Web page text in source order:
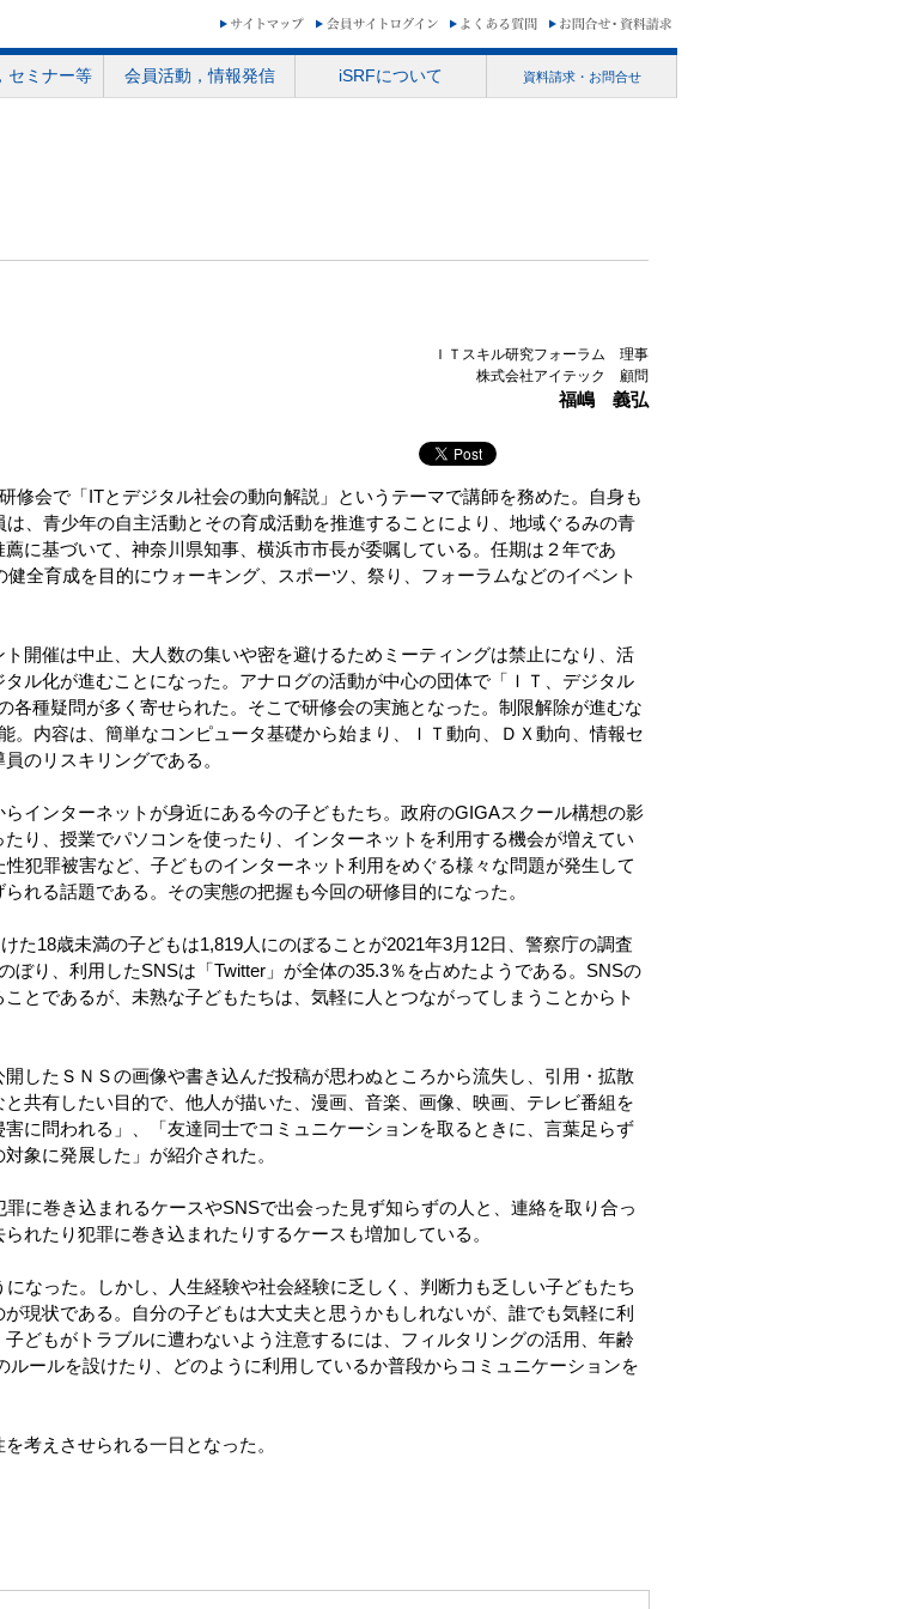
セミナー等 会員活動，情報発信 iSRFについて 資料請求・お問合せ
ＩＴスキル研究フォーラム 理事
株式会社アイテック 顧問
福嶋 義弘
会で「ITとデジタル社会の動向解説」というテーマで講師を務めた。自身も
、青少年の自主活動とその育成活動を推進することにより、地域ぐるみの青
に基づいて、神奈川県知事、横浜市市長が委嘱している。任期は２年であ
全育成を目的にウォーキング、スポーツ、祭り、フォーラムなどのイベント
開催は中止、大人数の集いや密を避けるためミーティングは禁止になり、活
ル化が進むことになった。アナログの活動が中心の団体で「ＩＴ、デジタル
種疑問が多く寄せられた。そこで研修会の実施となった。制限解除が進むな
。内容は、簡単なコンピュータ基礎から始まり、ＩＴ動向、ＤＸ動向、情報セ
のリスキリングである。
インターネットが身近にある今の子どもたち。政府のGIGAスクール構想の影
り、授業でパソコンを使ったり、インターネットを利用する機会が増えてい
犯罪被害など、子どものインターネット利用をめぐる様々な問題が発生して
れる話題である。その実態の把握も今回の研修目的になった。
18歳未満の子どもは1,819人にのぼることが2021年3月12日、警察庁の調査
ぼり、利用したSNSは「Twitter」が全体の35.3％を占めたようである。SNSの
とであるが、未熟な子どもたちは、気軽に人とつながってしまうことからト
したＳＮＳの画像や書き込んだ投稿が思わぬところから流失し、引用・拡散
共有したい目的で、他人が描いた、漫画、音楽、画像、映画、テレビ番組を
に問われる」、「友達同士でコミュニケーションを取るときに、言葉足らず
象に発展した」が紹介された。
に巻き込まれるケースやSNSで出会った見ず知らずの人と、連絡を取り合っ
れたり犯罪に巻き込まれたりするケースも増加している。
なった。しかし、人生経験や社会経験に乏しく、判断力も乏しい子どもたち
現状である。自分の子どもは大丈夫と思うかもしれないが、誰でも気軽に利
どもがトラブルに遭わないよう注意するには、フィルタリングの活用、年齢
ールを設けたり、どのように利用しているか普段からコミュニケーションを
考えさせられる一日となった。